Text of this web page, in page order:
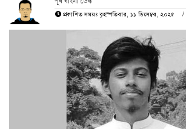
প্রকাশিত সময়ঃ বৃহস্পতিবার, ১১ ডিসেম্বর, ২০২৫